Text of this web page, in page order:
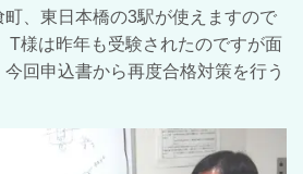
、東日本橋の3駅が使えますので
Т様は昨年も受験されたのですが面
回申込書から再度合格対策を行う